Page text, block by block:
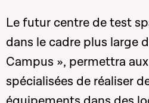
Le futur centre de test
dans le cadre plus large
Campus », permettra
spécialisées de réaliser